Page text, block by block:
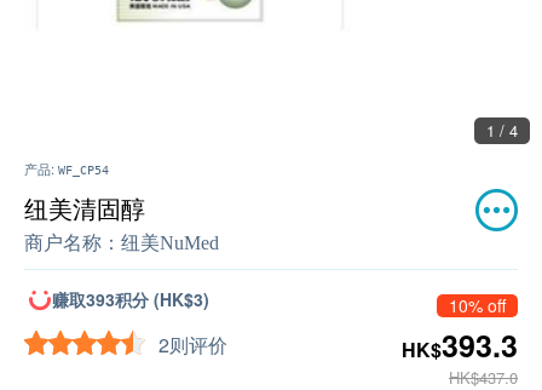
2 / 4
产品: WF_CP54
纽美清固醇
商户名称： 纽美NuMed
赚取393积分 (HK$3)
2则评价
10% off
HK$393.3
HK$437.0